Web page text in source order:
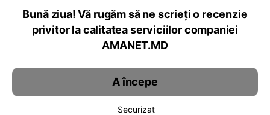
Bună ziua! Vă rugăm să ne scrieți o recenzie
privitor la calitatea serviciilor companiei
AMANET.MD
A începe
Securizat